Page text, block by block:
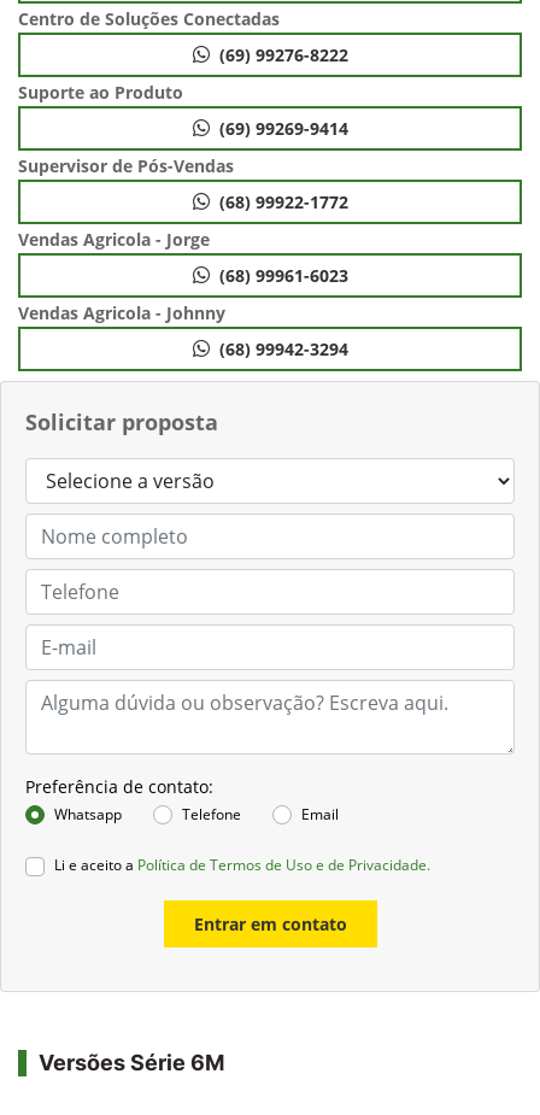
Solicitar proposta
Preferência de contato:
Whatsapp Telefone Email
Li e aceito a Política de Termos de Uso e de Privacidade.
Entrar em contato
Centro de Soluções Conectadas
(69) 99276-8222
Suporte ao Produto
(69) 99269-9414
Supervisor de Pós-Vendas
(68) 99922-1772
Vendas Agricola - Jorge
(68) 99961-6023
Vendas Agricola - Johnny
(68) 99942-3294
Versões Série 6M